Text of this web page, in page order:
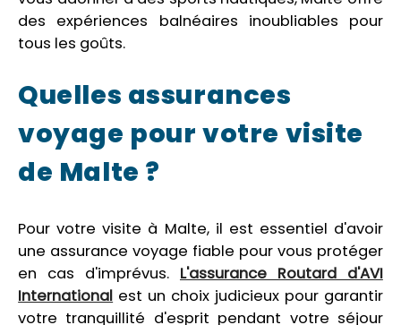
des expériences balnéaires inoubliables pour
tous les goûts.
Quelles assurances
voyage pour votre visite
de Malte ?
Pour votre visite à Malte, il est essentiel d'avoir
une assurance voyage fiable pour vous protéger
en cas d'imprévus. L'assurance Routard d'AVI
International est un choix judicieux pour garantir
votre tranquillité d'esprit pendant votre séjour